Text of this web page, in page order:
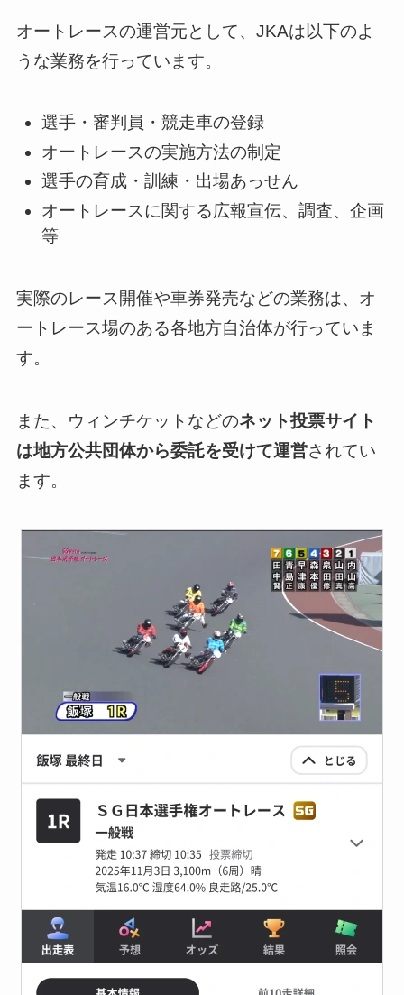
オートレースの運営元として、JKAは以下のよ
うな業務を行っています。
選手・審判員・競走車の登録
オートレースの実施方法の制定
選手の育成・訓練・出場あっせん
オートレースに関する広報宣伝、調査、企画
等
実際のレース開催や車券発売などの業務は、オ
ートレース場のある各地方自治体が行っていま
す。
また、ウィンチケットなどのネット投票サイト
は地方公共団体から委託を受けて運営されてい
ます。